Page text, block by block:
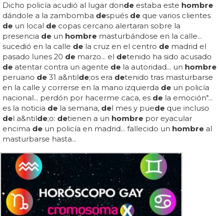
Dicho policía acudió al lugar donde estaba este hombre
dándole a la zambomba después de que varios clientes
de un local de copas cercano alertaran sobre la
presencia de un hombre masturbándose en la calle...
sucedió en la calle de la cruz en el centro de madrid el
pasado lunes 20 de marzo... el detenido ha sido acusado
de atentar contra un agente de la autoridad... un hombre
peruano de 31 a&ntilde;os era detenido tras masturbarse
en la calle y correrse en la mano izquierda de un policía
nacional... perdón por hacerme caca, es de la emoción"...
es la noticia de la semana, del mes y puede que incluso
del a&ntilde;o: detienen a un hombre por eyacular
encima de un policía en madrid... fallecido un hombre al
masturbarse hasta...